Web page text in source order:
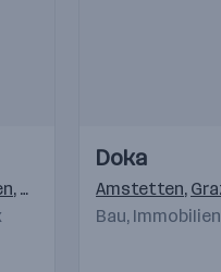
, Salzburg ,Pölten,Linz ,
Videos
Einblicke
Einblicke
Doka
Amstetten,
Bau,